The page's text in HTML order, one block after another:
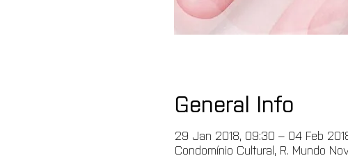
General Info
29 Jan 2018, 09:30 – 04 Feb
Condomínio Cultural, R. Mundo